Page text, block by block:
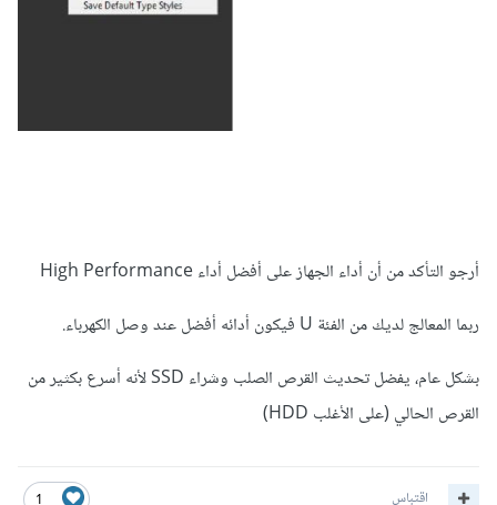
أرجو التأكد من أن أداء الجهاز على أفضل أداء High Performance
ربما المعالج لديك من الفئة U فيكون أدائه أفضل عند وصل الكهرباء.
بشكل عام، يفضل تحديث القرص الصلب وشراء SSD لأنه أسرع بكثير من
القرص الحالي (على الأغلب HDD)
اقتباس